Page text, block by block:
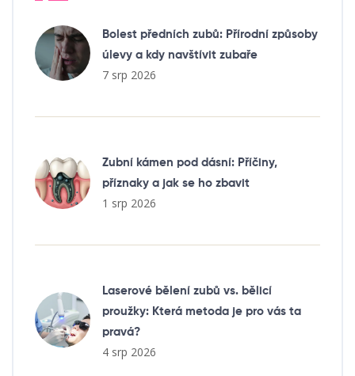
Bolest předních zubů: Přírodní způsoby
úlevy a kdy navštívit zubaře
7 srp 2026
Zubní kámen pod dásní: Příčiny,
příznaky a jak se ho zbavit
1 srp 2026
Laserové bělení zubů vs. bělicí
proužky: Která metoda je pro vás ta
pravá?
4 srp 2026